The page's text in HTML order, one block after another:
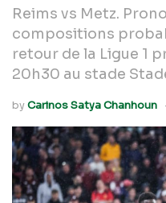
Reims vs Metz.
compositions
retour de la Ligue 1
20h30 au stade
byCarinos Satya Chanhoun